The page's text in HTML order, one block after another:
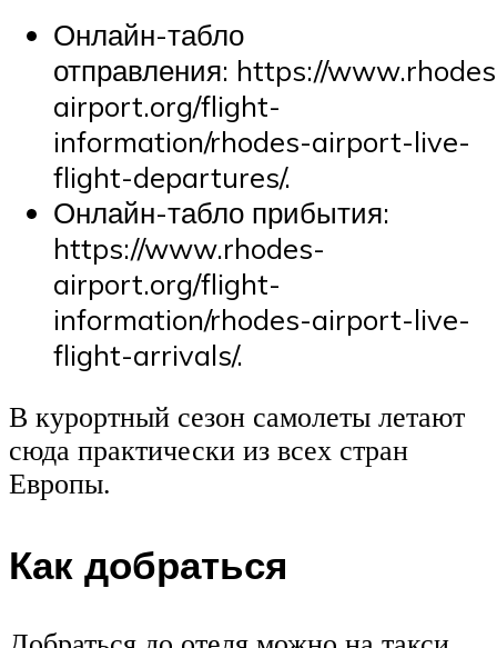
Онлайн-табло
отправления: https://
airport.org/flight-
information/rhodes-airport-live-
flight-departures/.
Онлайн-табло прибытия:
https://www.rhodes-
airport.org/flight-
information/rhodes-airport-live-
flight-arrivals/.
В курортный сезон самолеты летают
сюда практически из всех стран
Европы.
Как добраться